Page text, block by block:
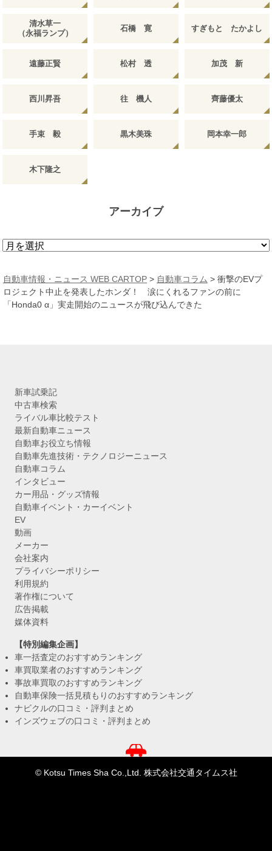
清水草一
（永福ランプ）
石橋 寛 すぎもと たかよし
遠藤正賢 松村 透 加茂 新
西川昇吾 往 機人 齊藤優太
手束 毅 黒木美珠 岡本幸一郎
木下隆之
アーカイブ
ア
カ
イ
ブ
自動車情報・ニュース WEB CARTOP > 自動車コラム > 衝撃のEVプ
ロジェクト中止を発表したホンダ！ 涙にくれるファンの前に
「Honda0 α」実走開始のニュースが飛び込んできた
新車試乗記
中古車検索
ライバル車比較テスト
最新自動車ニュース
自動車お役立ち情報
自動車先進技術・テクノロジーニュース
自動車コラム
インタビュー
カー用品・グッズ情報
自動車イベント・カーイベント
EV
動画
メーカー
会社案内
プライバシーポリシー
利用規約
著作権について
広告掲載
媒体資料
【特別編集企画】
車一括査定のおすすめランキング
車買取業者のおすすめランキング
事故車買取のおすすめランキング
自動車保険一括見積もりのおすすめランキング
ナビクルの口コミ・評判まとめ
インズウェブの口コミ・評判まとめ
© Kotsu Times Sha Co.,Ltd. 株式会社交通タイムス社